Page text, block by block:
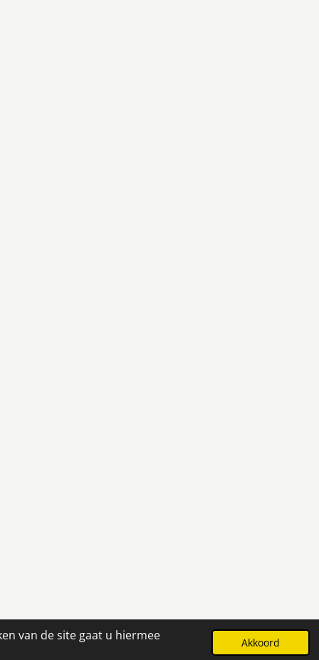
van de site gaat u hiermee Akkoord
Powered byJouwWeb